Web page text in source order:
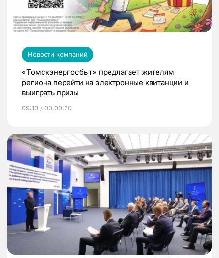
Новости компаний
«Томскэнергосбыт» предлагает жителям
региона перейти на электронные квитанции и
выиграть призы
09:10 / 03.08.26